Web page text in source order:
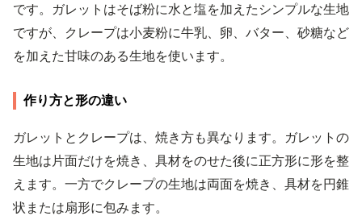
です。ガレットはそば粉に水と塩を加えたシンプルな生地
ですが、クレープは小麦粉に牛乳、卵、バター、砂糖など
を加えた甘味のある生地を使います。
作り方と形の違い
ガレットとクレープは、焼き方も異なります。ガレットの
生地は片面だけを焼き、具材をのせた後に正方形に形を整
えます。一方でクレープの生地は両面を焼き、具材を円錐
状または扇形に包みます。